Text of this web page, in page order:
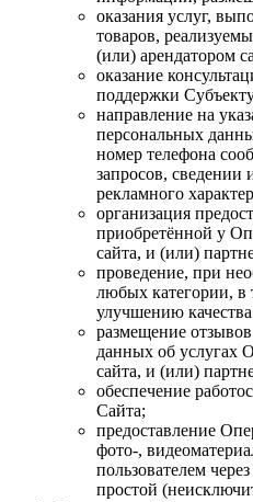
оказания услуг,
товаров,
(или) арендатором
оказание
поддержки
направление на
персональных
номер телефона
запросов,
рекламного
организация
приобретённой у
сайта, и (или)
проведение, при
любых категории, в
улучшению
размещение
данных об услугах
сайта, и (или)
обеспечение
Сайта;
предоставление
фото-,
пользователем
простой